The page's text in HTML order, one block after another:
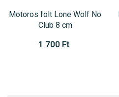
Motoros folt Lone Wolf No
Club 8 cm
1 700 Ft